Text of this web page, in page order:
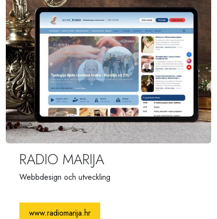
RADIO MARIJA
Webbdesign och utveckling
www.radiomarija.hr